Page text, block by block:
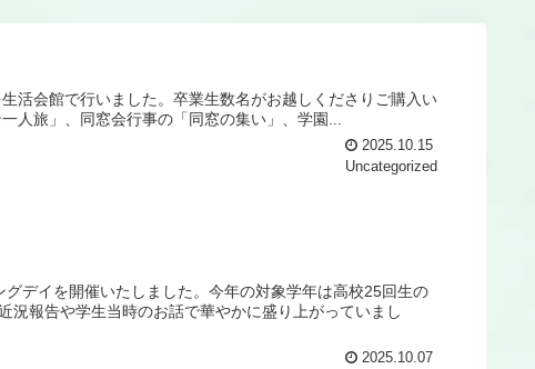
活会館で行いました。卒業生数名がお越しくださりご購入い
人旅」、同窓会行事の「同窓の集い」、学園...
2025.10.15
Uncategorized
デイを開催いたしました。今年の対象学年は高校25回生の
況報告や学生当時のお話で華やかに盛り上がっていまし
2025.10.07